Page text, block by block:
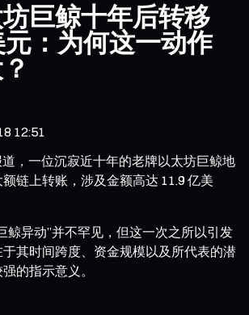
巨鲸十年后转移
元：为何这一动作
12:51
，一位沉寂近十年的老牌以太坊巨鲸地
链上转账，涉及金额高达 11.9 亿美
鲸异动”并不罕见，但这一次之所以引发
其时间跨度、资金规模以及所代表的潜
的指示意义。